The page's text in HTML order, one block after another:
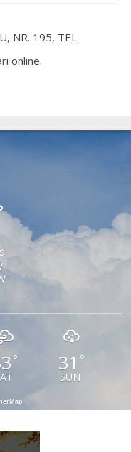
NR. 195, TEL.
online.
° 31 °
SUN